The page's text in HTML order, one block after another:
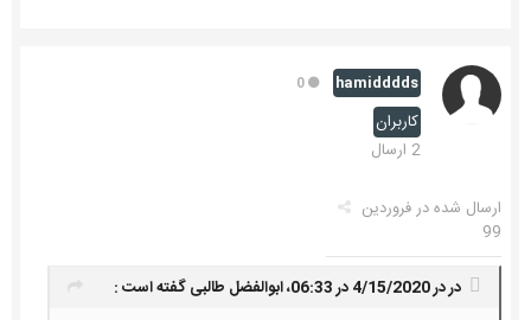
hamidddds
کاربران
2 ارسال
ارسال شده درفروردین
99
در در 4/15/2020 در 06:33، ابوالفضل طالبیگفته است :